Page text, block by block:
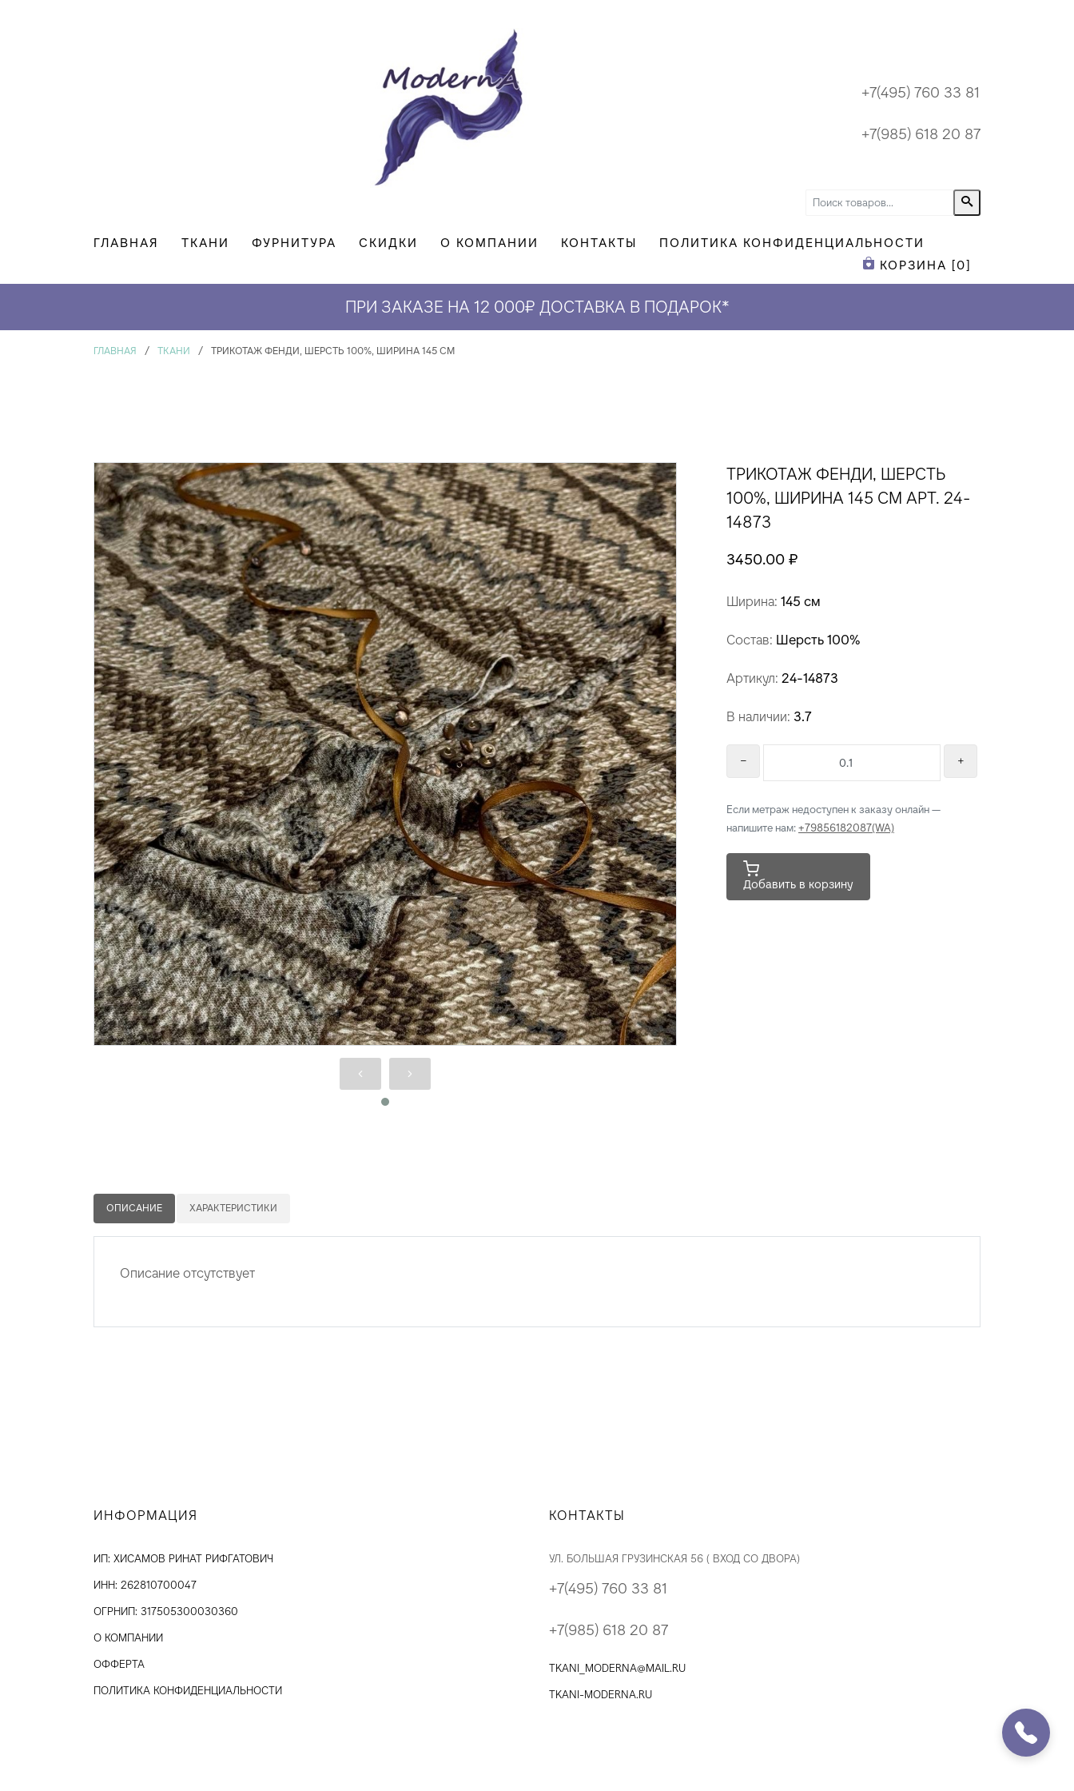
+7(495) 760 33 81
+7(985) 618 20 87
ГЛАВНАЯ ТКАНИ ФУРНИТУРА СКИДКИ О КОМПАНИИ КОНТАКТЫ
ПОЛИТИКА КОНФИДЕНЦИАЛЬНОСТИ
КОРЗИНА [0]
ПРИ ЗАКАЗЕ НА 12 000₽ ДОСТАВКА В ПОДАРОК*
СКИДКА 5% НА ПЕРВЫЙ ЗАКАЗ*
ГЛАВНАЯ / ТКАНИ / ТРИКОТАЖ ФЕНДИ, ШЕРСТЬ 100%, ШИРИНА 145 СМ
ТРИКОТАЖ ФЕНДИ, ШЕРСТЬ
100%, ШИРИНА 145 СМ АРТ. 24-
14873
3450.00 ₽
Ширина: 145 см
Состав: Шерсть 100%
Артикул: 24-14873
В наличии: 3.7
Если метраж недоступен к заказу онлайн —
напишите нам:+79856182087(WA)
Добавить в корзину
ОПИСАНИЕ ХАРАКТЕРИСТИКИ
Описание отсутствует
ИНФОРМАЦИЯ
ИП: ХИСАМОВ РИНАТ РИФГАТОВИЧ
ИНН: 262810700047
ОГРНИП: 317505300030360
О КОМПАНИИ
ОФФЕРТА
ПОЛИТИКА КОНФИДЕНЦИАЛЬНОСТИ
КОНТАКТЫ
УЛ. БОЛЬШАЯ ГРУЗИНСКАЯ 56 ( ВХОД СО ДВОРА)
+7(495) 760 33 81
+7(985) 618 20 87
TKANI_MODERNA@MAIL.RU
TKANI-MODERNA.RU